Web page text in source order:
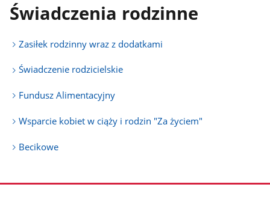
Świadczenia rodzinne
Zasiłek rodzinny wraz z dodatkami
Świadczenie rodzicielskie
Fundusz Alimentacyjny
Wsparcie kobiet w ciąży i rodzin "Za życiem"
Becikowe